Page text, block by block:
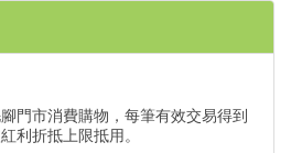
門市消費購物，每筆有效交易得到
利折抵上限抵用。